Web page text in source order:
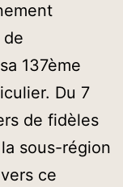
137ème
Du 7
de fidèles
sous-région
ce